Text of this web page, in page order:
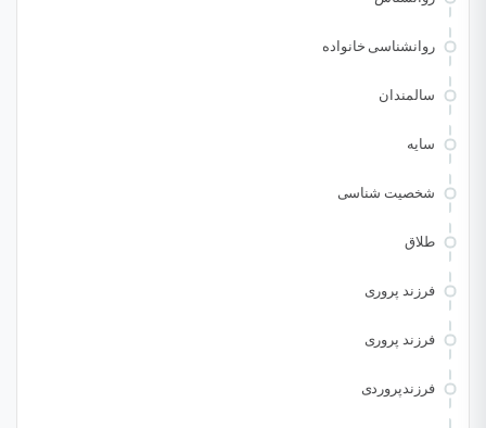
روانشناسی خانواده
سالمندان
سایه
شخصیت شناسی
طلاق
فرزند پروری
فرزند پروری
فرزندپروردی